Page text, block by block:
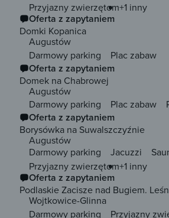
Przyjazny zwierzętom+1 inny
Oferta z zapytaniem
Domki Kopanica
Augustów
Darmowy parking Plac zabaw
Oferta z zapytaniem
Domek na Chabrowej
Augustów
Darmowy parking Plac zabaw
Oferta z zapytaniem
Borysówka na Suwalszczyźnie
Augustów
Darmowy parking
Jacuzzi
Przyjazny zwierzętom+1 inny
Oferta z zapytaniem
Podlaskie Zacisze nad Bugiem.
Wojtkowice-Glinna
Darmowy parking Przyjazny